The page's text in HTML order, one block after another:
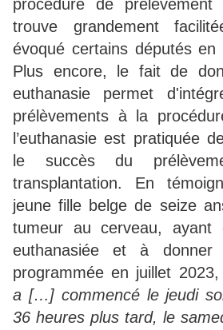
procédure de
trouve grandement
évoqué certains députés en
Plus encore, le fait de
euthanasie permet
prélèvements à la
l’euthanasie est pratiquée
le succès du
transplantation. En
jeune fille belge de seize
tumeur au cerveau, ayant
euthanasiée et à donner
programmée en juillet
a […] commencé le jeudi
36 heures plus tard, le